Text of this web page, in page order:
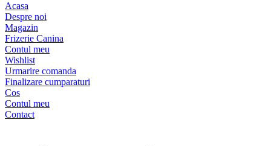
Acasa
Despre noi
Magazin
Frizerie Canina
Contul meu
Wishlist
Urmarire comanda
Finalizare cumparaturi
Cos
Contul meu
Contact